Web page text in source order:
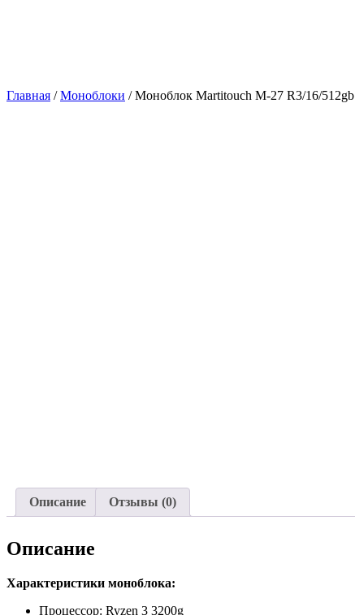
Главная /Моноблоки / Моноблок Martitouch M-27 R3/16/512gb
Описание Отзывы (0)
Описание
Характеристики моноблока:
Процессор: Ryzen 3 3200g